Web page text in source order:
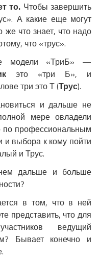
то. Чтобы завершить
А какие еще могут
что знает, что надо
что «трус».
модели «ТриБ» —
это «три Б», и
три это Т (Трус).
и дальше не
мере овладели
по профессиональным
и выбора к кому пойти
и Трус.
дальше и больше
в том, что в ней
представить, что для
ведущий
Бывает конечно и